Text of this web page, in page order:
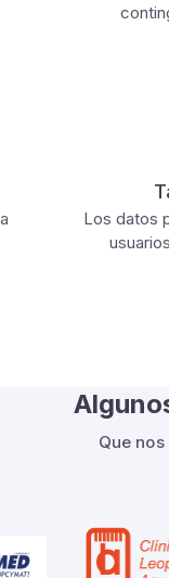
Los datos
Que